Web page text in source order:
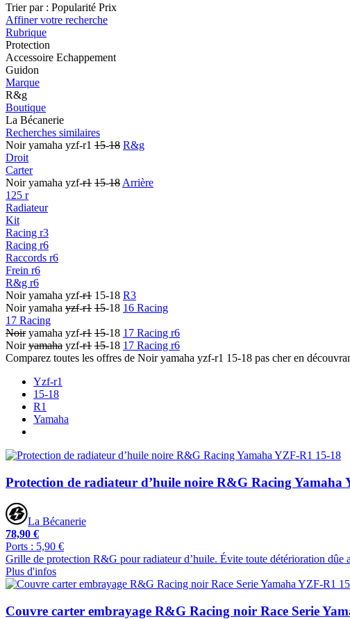
Trier par : Popularité Prix
Affiner votre recherche
Rubrique
Protection
Accessoire Echappement
Guidon
Marque
R&g
Boutique
La Bécanerie
Recherches similaires
Noir yamaha yzf-r1 15-18 R&g
Droit
Carter
Noir yamaha yzf-r1 15-18 Arrière
125 r
Radiateur
Kit
Racing r3
Racing r6
Raccords r6
Frein r6
R&g r6
Noir yamaha yzf-r1 15-18 R3
Noir yamaha yzf-r1 15-18 16 Racing
17 Racing
Noiryamaha yzf-r1 15-18 17 Racing r6
Noiryamaha yzf-r1 15-18 17 Racing r6
Comparez toutes les offres de Noir yamaha yzf-r1 15-18 pas cher en
Yzf-r1
15-18
R1
Yamaha
Protection de radiateur d’huile noire R&G Racing Yamaha
La Bécanerie
78,90 €
Ports : 5,90 €
Grille de protection R&G pour radiateur d’huile. Évite toute détérioration dûe
Plus d'infos
Couvre carter embrayage R&G Racing noir Race Serie